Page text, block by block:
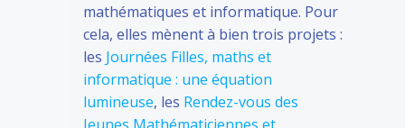
mathématiques et informatique. Pour
cela, elles mènent à bien trois projets :
les Journées Filles, maths et
informatique : une équation
lumineuse, les Rendez-vous des